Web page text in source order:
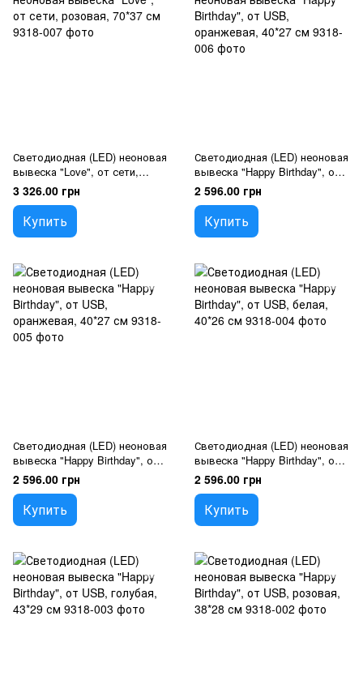
Светодиодная (LED) неоновая
вывеска "Love", от сети,
розовая, 70*37 см
3 326.00 грн
Купить
Светодиодная (LED) неоновая
вывеска "Happy Birthday", от
USB, оранжевая, 40*27 см
2 596.00 грн
Купить
Светодиодная (LED) неоновая
вывеска "Happy Birthday", от
USB, оранжевая, 40*27 см
2 596.00 грн
Купить
Светодиодная (LED) неоновая
вывеска "Happy Birthday", от
USB, белая, 40*26 см
2 596.00 грн
Купить